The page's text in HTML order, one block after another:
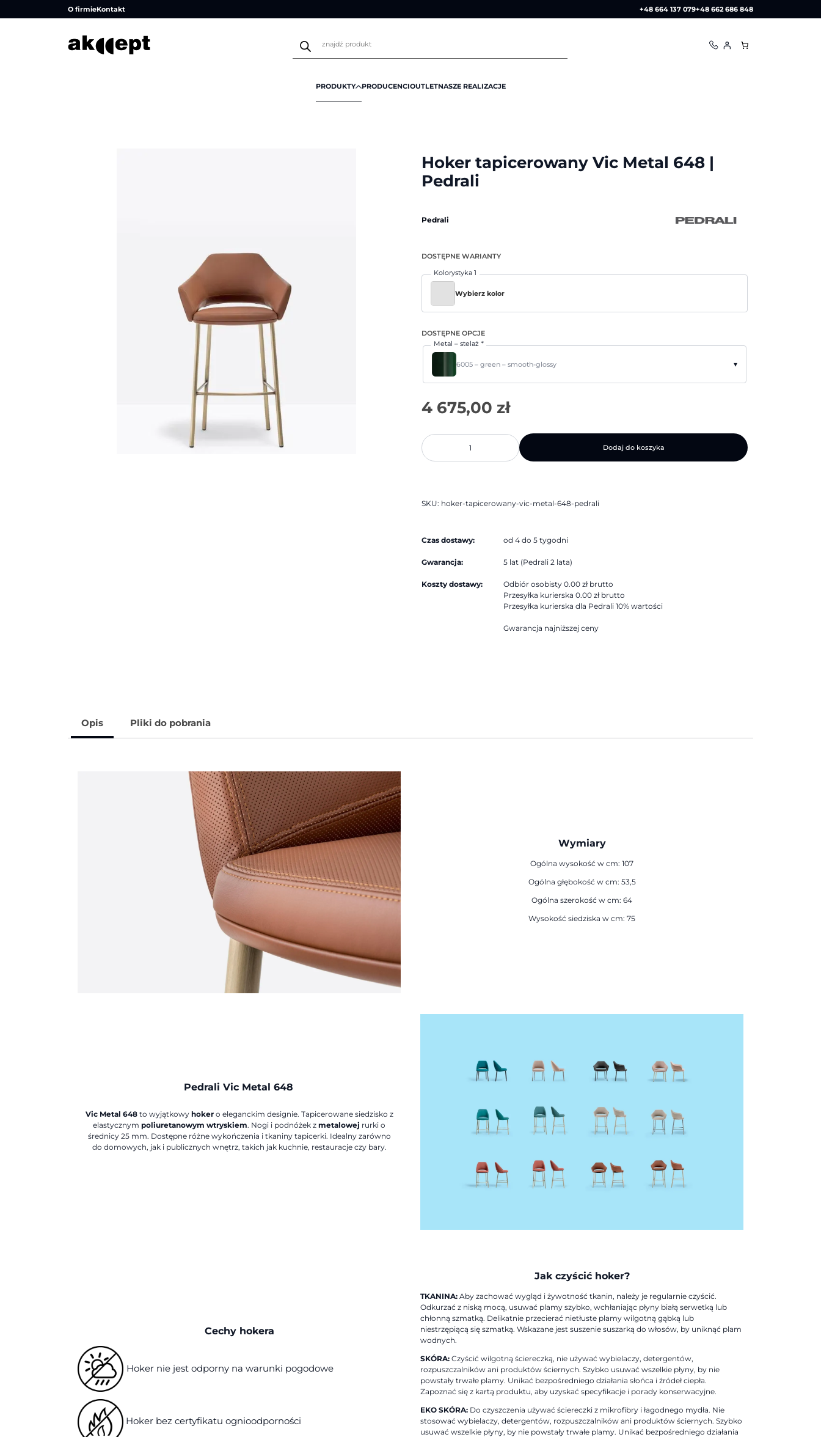
O firmieKontakt +48 664 137 079+48 662 686 848
produktów
PRODUKTY PRODUCENCIOUTLETNASZE REALIZACJE
Hoker tapicerowany Vic Metal 648 |
Pedrali
Pedrali
DOSTĘPNE WARIANTY
Kolorystyka 1
Wybierz kolor
DOSTĘPNE OPCJE
Metal – stelaż *
6005 – green – smooth-glossy ▾
ilość
Hoker
tapicerowany
Pedrali
Dodaj do koszyka
SKU: hoker-tapicerowany-vic-metal-648-pedrali
Czas dostawy: od 4 do 5 tygodni
Gwarancja: 5 lat (Pedrali 2 lata)
Koszty dostawy:
Odbiór osobisty 0.00 zł brutto
Przesyłka kurierska 0.00 zł brutto
Przesyłka kurierska dla Pedrali 10% wartości
Gwarancja najniższej ceny
Opis Pliki do pobrania
Wymiary
Ogólna wysokość w cm: 107
Ogólna głębokość w cm: 53,5
Ogólna szerokość w cm: 64
Wysokość siedziska w cm: 75
Pedrali Vic Metal 648
Vic Metal 648to wyjątkowy hokero eleganckim designie. Tapicerowane siedzisko z
elastycznym poliuretanowym wtryskiem. Nogi i podnóżek z metalowej rurki o
średnicy 25 mm. Dostępne różne wykończenia i tkaniny tapicerki. Idealny zarówno
do domowych, jak i publicznych wnętrz, takich jak kuchnie, restauracje czy bary.
Cechy hokera
Hoker nie jest odporny na warunki pogodowe
Hoker bez certyfikatu ognioodporności
Jak czyścić hoker?
TKANINA: Aby zachować wygląd i żywotność tkanin, należy je regularnie czyścić.
Odkurzać z niską mocą, usuwać plamy szybko, wchłaniając płyny białą serwetką lub
chłonną szmatką. Delikatnie przecierać nietłuste plamy wilgotną gąbką lub
niestrzępiącą się szmatką. Wskazane jest suszenie suszarką do włosów, by uniknąć plam
wodnych.
SKÓRA: Czyścić wilgotną ściereczką, nie używać wybielaczy, detergentów,
rozpuszczalników ani produktów ściernych. Szybko usuwać wszelkie płyny, by nie
powstały trwałe plamy. Unikać bezpośredniego działania słońca i źródeł ciepła.
Zapoznać się z kartą produktu, aby uzyskać specyfikacje i porady konserwacyjne.
EKO SKÓRA: Do czyszczenia używać ściereczki z mikrofibry i łagodnego mydła. Nie
stosować wybielaczy, detergentów, rozpuszczalników ani produktów ściernych. Szybko
usuwać wszelkie płyny, by nie powstały trwałe plamy. Unikać bezpośredniego działania